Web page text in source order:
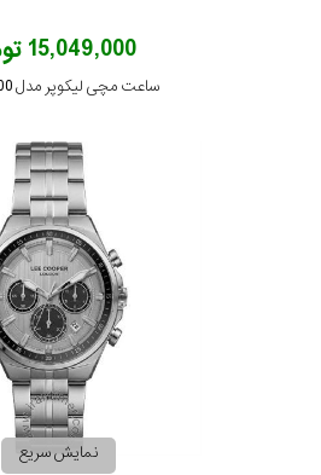
15,049,000 تومان
ساعت مچی لیکوپر مدل LC08273.300
نمایش سریع